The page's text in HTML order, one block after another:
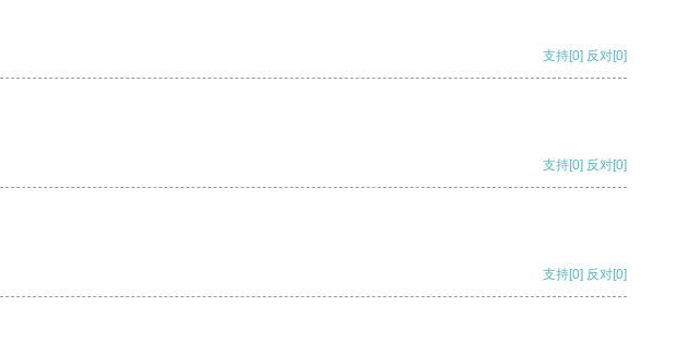
支持[0] 反对[0]
支持[0] 反对[0]
支持[0] 反对[0]